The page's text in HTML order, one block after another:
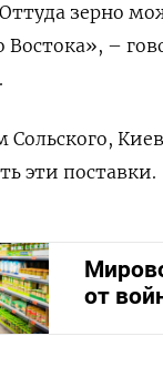
зерно
Востока», –
Сольского,
эти поставки.
от